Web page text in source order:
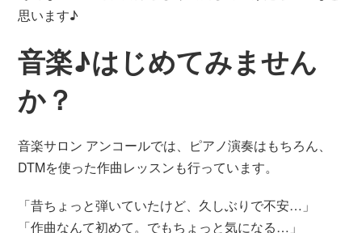
思います♪
音楽♪はじめてみません
か？
音楽サロン アンコールでは、ピアノ演奏はもちろん、
DTMを使った作曲レッスンも行っています。
「昔ちょっと弾いていたけど、久しぶりで不安…」
「作曲なんて初めて。でもちょっと気になる…」